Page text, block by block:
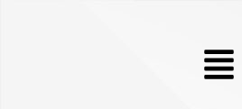
Meny